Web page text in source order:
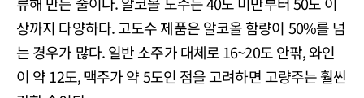
상까지 다양하다. 고도수 제품은 알코올 함량이 50%를 넘
는 경우가 많다. 일반 소주가 대체로 16~20도 안팎, 와인
이 약 12도, 맥주가 약 5도인 점을 고려하면 고량주는 훨씬